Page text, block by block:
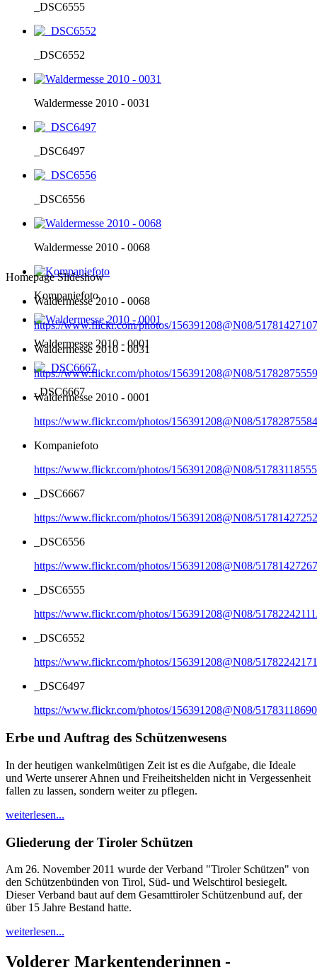
_DSC6555
_DSC6552
Waldermesse 2010 - 0031
_DSC6497
_DSC6556
Waldermesse 2010 - 0068
Kompaniefoto
Waldermesse 2010 - 0001
_DSC6667
Homepage Slideshow
Waldermesse 2010 - 0068
https://www.flickr.com/photos/156391208@N08/
Waldermesse 2010 - 0031
https://www.flickr.com/photos/156391208@N08/
Waldermesse 2010 - 0001
https://www.flickr.com/photos/156391208@N08/
Kompaniefoto
https://www.flickr.com/photos/156391208@N08/
_DSC6667
https://www.flickr.com/photos/156391208@N08/
_DSC6556
https://www.flickr.com/photos/156391208@N08/
_DSC6555
https://www.flickr.com/photos/156391208@N08/
_DSC6552
https://www.flickr.com/photos/156391208@N08/
_DSC6497
https://www.flickr.com/photos/156391208@N08/
Erbe und Auftrag des Schützenwesens
In der heutigen wankelmütigen Zeit ist es die Aufgabe, die Ideale
und Werte unserer Ahnen und Freiheitshelden nicht in Vergessenheit
fallen zu lassen, sondern weiter zu pflegen.
weiterlesen...
Gliederung der Tiroler Schützen
Am 26. November 2011 wurde der Verband "Tiroler Schützen" von
den Schützenbünden von Tirol, Süd- und Welschtirol besiegelt.
Dieser Verband baut auf dem Gesamttiroler Schützenbund auf, der
über 15 Jahre Bestand hatte.
weiterlesen...
Volderer Markentenderinnen -